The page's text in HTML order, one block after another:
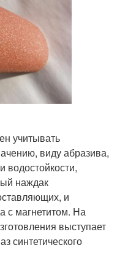
учитывать
виду абразива,
водостойкости,
наждак
и
с магнетитом. На
выступает
синтетического